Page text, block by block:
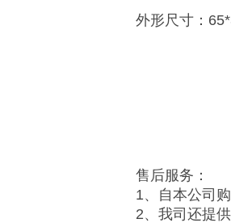
外形尺寸：
售后服务：
1、自本公司
2、我司还提